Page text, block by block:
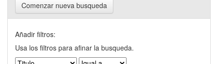
Comenzar nueva busqueda
Añadir filtros:
Usa los filtros para afinar la busqueda.